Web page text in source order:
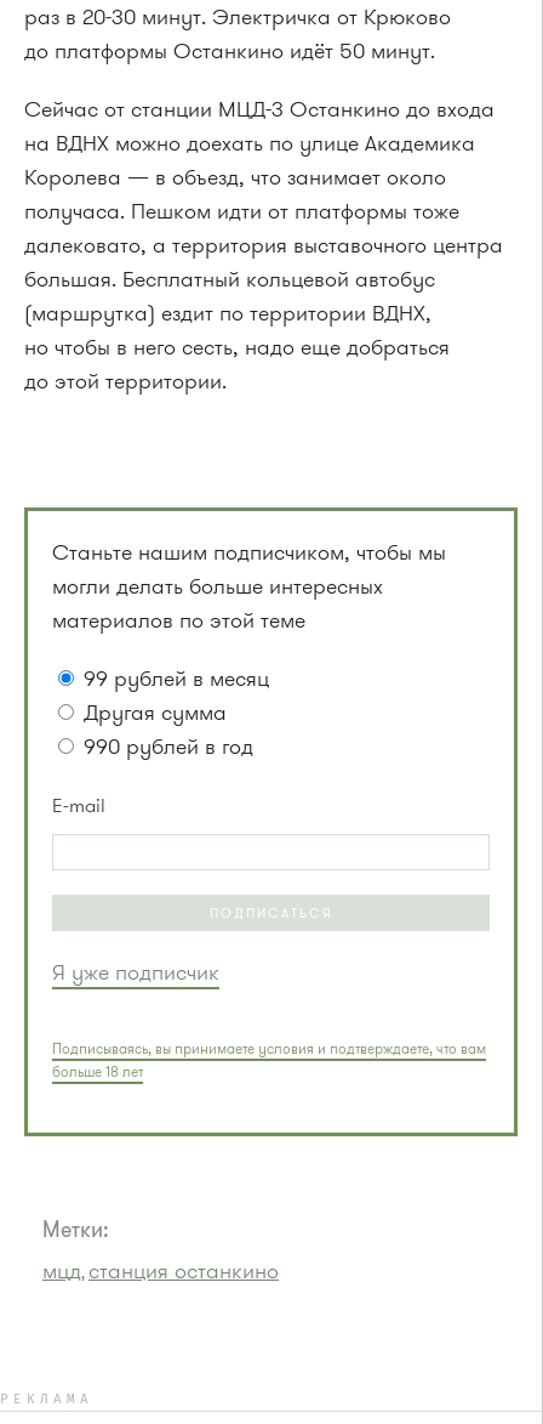
раз в 20-30 минут. Электричка от Крюково
до платформы Останкино идёт 50 минут.
Сейчас от станции МЦД-3 Останкино до входа
на ВДНХ можно доехать по улице Академика
Королева — в объезд, что занимает около
получаса. Пешком идти от платформы тоже
далековато, а территория выставочного центра
большая. Бесплатный кольцевой автобус
(маршрутка) ездит по территории ВДНХ,
но чтобы в него сесть, надо еще добраться
до этой территории.
Станьте нашим подписчиком, чтобы мы
могли делать больше интересных
материалов по этой теме
99 рублей в месяц
Другая сумма
990 рублей в год
E-mail
ПОДПИСАТЬСЯ
Я уже подписчик
Подписываясь, вы принимаете условия и подтверждаете, что вам
больше 18 лет
Метки:
мцд, станция останкино
РЕКЛАМА